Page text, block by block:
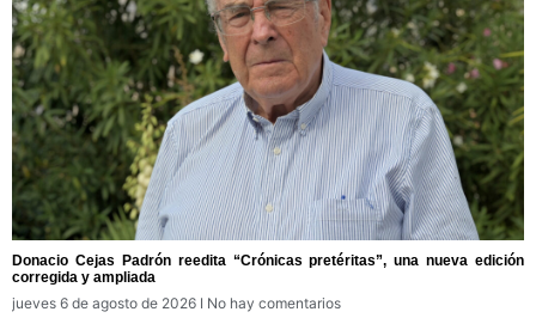
Donacio Cejas Padrón reedita “Crónicas pretéritas”, una nueva edición
corregida y ampliada
jueves 6 de agosto de 2026
No hay comentarios